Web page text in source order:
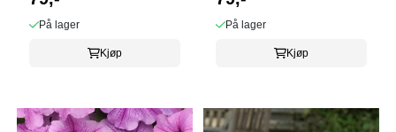
På lager
Kjøp
På lager
Kjøp